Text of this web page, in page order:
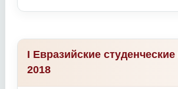
I Евразийские
2018